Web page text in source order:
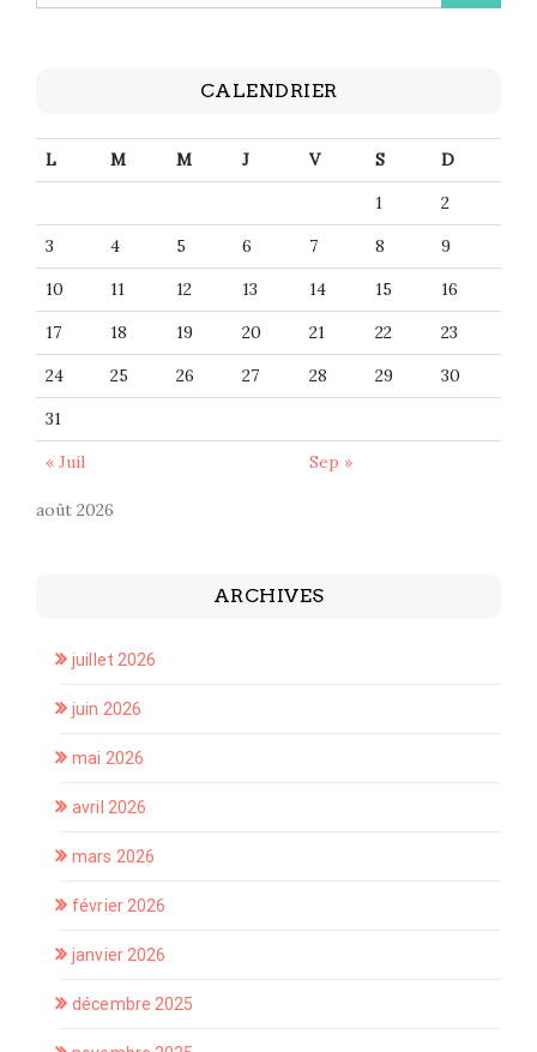
CALENDRIER
août 2026
L M M J V S
D
1
2
3
4 5 6 7 8
9
10
11 12 13 14 15
16
17
18 19 20 21 22
23
24
25 26 27 28 29
30
31
« Juil
Sep »
ARCHIVES
juillet 2026
juin 2026
mai 2026
avril 2026
mars 2026
février 2026
janvier 2026
décembre 2025